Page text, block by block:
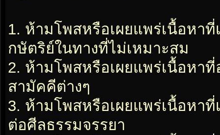
1. ห้ามโพสหรือเผยแพร่เนื้อหา
กษัตริย์ในทางที่ไม่เหมาะสม
2. ห้ามโพสหรือเผยแพร่เนื้อหา
สามัคคีต่างๆ
3. ห้ามโพสหรือเผยแพร่เนื้อหา
ต่อศีลธรรมจรรยา